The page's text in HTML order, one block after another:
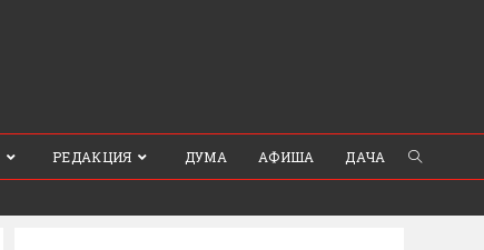
РЕДАКЦИЯ ДУМА АФИША ДАЧА